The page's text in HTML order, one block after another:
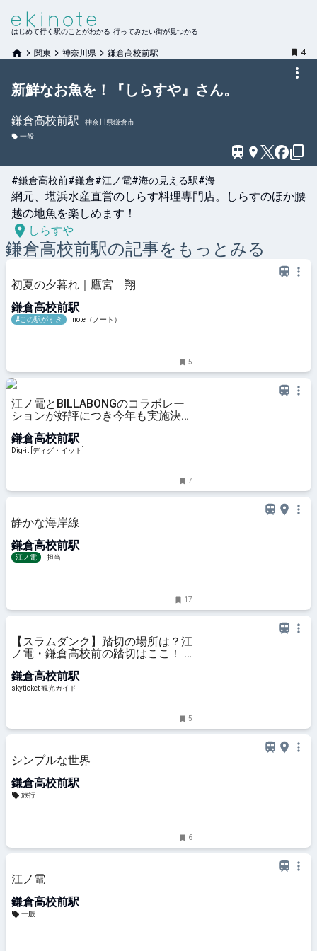
はじめて行く駅のことがわかる 行ってみたい街が見つかる
関東 神奈川県 鎌倉高校前駅 4
新鮮なお魚を！『しらすや』さん。
鎌倉高校前駅
神奈川県鎌倉市
一般
#鎌倉高校前#鎌倉#江ノ電#海の見える駅#海
網元、堪浜水産直営のしらす料理専門店。しらすのほか腰
越の地魚を楽しめます！
しらすや
鎌倉高校前駅の記事をもっとみる
初夏の夕暮れ｜鷹宮 翔
鎌倉高校前駅
#この駅がすき note（ノート）
5
江ノ電とBILLABONGのコラボレー
ションが好評につき今年も実施決
が遂に一般発売へ！ | Dig-it [ディ
グ・イット]
鎌倉高校前駅
Dig-it [ディグ・イット]
7
静かな海岸線
鎌倉高校前駅
江ノ電 担当
17
【スラムダンク】踏切の場所は？江
ノ電・鎌倉高校前の踏切はここ！ –
鎌倉高校前駅
skyticket 観光ガイド
5
シンプルな世界
鎌倉高校前駅
旅行
6
江ノ電
鎌倉高校前駅
一般